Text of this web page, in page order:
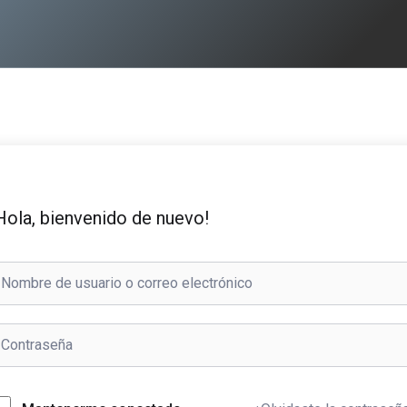
bienvenido de nuevo!